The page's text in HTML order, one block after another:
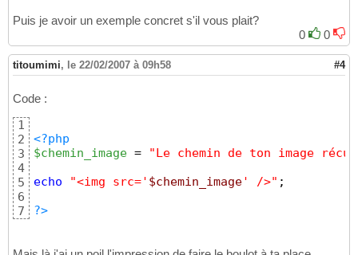
Puis je avoir un exemple concret s'il vous plait?
0
0
titoumimi, le 22/02/2007 à 09h58 #4
Code :
1
2
3
4
5
6
7
<?php
$chemin_image =
"Le chemin de ton image
echo
"<img src=' $chemin_image' />" ;
?>